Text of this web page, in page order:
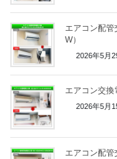
エアコン配
W）
2026年5月
エアコン交換
2026年5月
エアコン配